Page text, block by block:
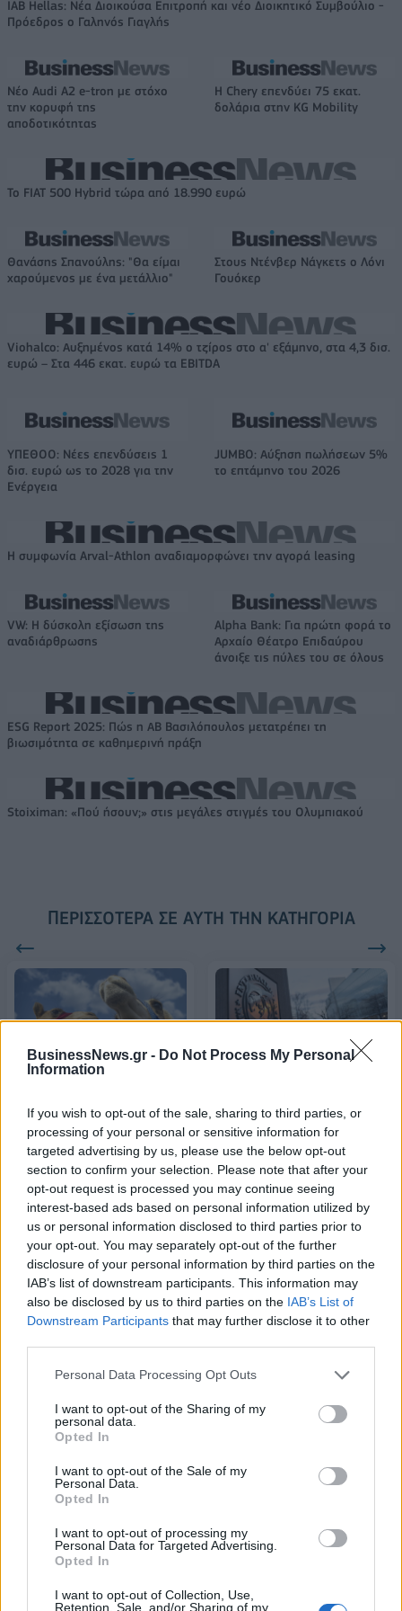
BusinessNews.gr - Do Not Process My Personal
Information
If you wish to opt-out of the sale, sharing to third parties, or
processing of your personal or sensitive information for
targeted advertising by us, please use the below opt-out
section to confirm your selection. Please note that after your
opt-out request is processed you may continue seeing
interest-based ads based on personal information utilized by
us or personal information disclosed to third parties prior to
your opt-out. You may separately opt-out of the further
disclosure of your personal information by third parties on the
IAB’s list of downstream participants. This information may
also be disclosed by us to third parties on the IAB’s List of
Downstream Participants that may further disclose it to other
Personal Data Processing Opt Outs
I want to opt-out of the Sharing of my
personal data.
Opted In
I want to opt-out of the Sale of my
Personal Data.
Opted In
I want to opt-out of processing my
Personal Data for Targeted Advertising.
Opted In
I want to opt-out of Collection, Use,
Retention, Sale, and/or Sharing of my
IAB Hellas: Νέα Διοικούσα Επιτροπή και νέο Διοικητικό Συμβούλιο -
Πρόεδρος ο Γαληνός Γιαγλής
Νέο Audi A2 e-tron με στόχο
την κορυφή της
αποδοτικότητας
Η Chery επενδύει 75 εκατ.
δολάρια στην KG Mobility
Το FIAT 500 Hybrid τώρα από 18.990 ευρώ
Θανάσης Σπανούλης: "Θα είμαι
χαρούμενος με ένα μετάλλιο"
Στους Ντένβερ Νάγκετς ο Λόνι
Γουόκερ
Viohalco: Αυξημένος κατά 14% ο τζίρος στο α' εξάμηνο, στα 4,3 δισ.
ευρώ – Στα 446 εκατ. ευρώ τα EBITDA
ΥΠΕΘΟΟ: Νέες επενδύσεις 1
δισ. ευρώ ως το 2028 για την
Ενέργεια
JUMBO: Αύξηση πωλήσεων 5%
το επτάμηνο του 2026
Η συμφωνία Arval-Athlon αναδιαμορφώνει την αγορά leasing
VW: Η δύσκολη εξίσωση της
αναδιάρθρωσης
Alpha Bank: Για πρώτη φορά το
Αρχαίο Θέατρο Επιδαύρου
άνοιξε τις πύλες του σε όλους
ESG Report 2025: Πώς η ΑΒ Βασιλόπουλος μετατρέπει τη
βιωσιμότητα σε καθημερινή πράξη
Stoiximan: «Πού ήσουν;» στις μεγάλες στιγμές του Ολυμπιακού
ΠΕΡΙΣΣΌΤΕΡΑ ΣΕ ΑΥΤΉ ΤΗΝ ΚΑΤΗΓΟΡΊΑ
ως Έτος της Καμήλας από
την Σαουδική Αραβία
09/01/2024 - 22:00
του δημοσίου χρέους ΗΠΑ
και Ηνωμένου Βασιλείου
09/01/2024 - 14:41
ΡΟΗ ΕΙΔΗΣΕΩΝ
Άνοιξε η πλατφόρμα για ενισχύσεις de minimis
ύψους 24,6 εκατ. ευρώ σε παραγωγούς
06/08/2026 - 13:08 ΟΙΚΟΝΟΜΙΑ
Χρηματοδότηση 8 εκατ. ευρώ σε 843 μέσα
ενίσχυσης του Τύπου